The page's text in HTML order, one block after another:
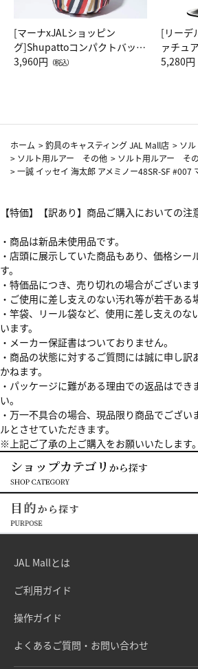
[マーナxJALショッピン
グ]Shupattoコンパクトバッグ
Drop JAL客室乗務員（LC）ス
3,960円 （税込）
[リーデ
ァチュ
ト（レ
5,280円
ホーム >釣具のキャスティング JAL Mall店 > ソル
> ソルト用ルアー その他 > ソルト用ルアー そ
>一誠 イッセイ 海太郎 アメミノー48SR-SF #007
【特価】【訳あり】商品ご購入においての注
・商品は新品未使用品です。
・店頭に展示していた商品もあり、価格シー
す。
・特価品につき、売り切れの場合がございます
・ご使用に差し支えのない汚れ等が若干ある
・竿袋、リール袋など、使用に差し支えの
います。
・メーカー保証書はついておりません。
・商品の状態に対するご質問には誠に申し
かねます。
・パッケージに難がある理由での返品はでき
い。
・万一不具合の場合、現品限り商品でござ
ルとさせていただきます。
※上記ご了承の上ご購入をお願いいたします。
JAL Mallとは
ご利用ガイド
操作ガイド
よくあるご質問・お問い合わせ